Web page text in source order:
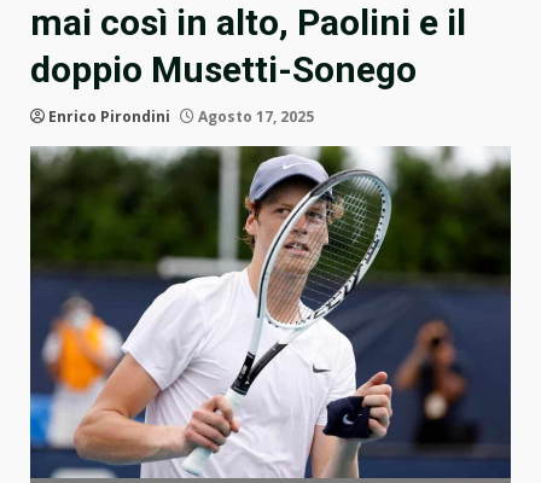
mai così in alto, Paolini e il
doppio Musetti-Sonego
Enrico Pirondini Agosto 17, 2025